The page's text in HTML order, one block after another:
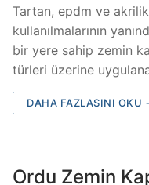
Tartan, epdm ve
kullanılmalarının
bir yere sahip zemin
türleri üzerine
DAHA FAZLASINI OKU
Ordu Zemin